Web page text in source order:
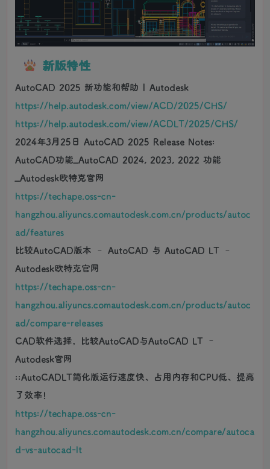
新版特性
AutoCAD 2025 新功能和帮助 | Autodesk
https://help.autodesk.com/view/ACD/2025/CHS/
https://help.autodesk.com/view/ACDLT/2025/CHS/
2024年3月25日 AutoCAD 2025 Release Notes:
AutoCAD功能_AutoCAD 2024, 2023, 2022 功能
_Autodesk欧特克官网
https://techape.oss-cn-
hangzhou.aliyuncs.comautodesk.com.cn/products/autoc
ad/features
比较AutoCAD版本 – AutoCAD 与 AutoCAD LT –
Autodesk欧特克官网
https://techape.oss-cn-
hangzhou.aliyuncs.comautodesk.com.cn/products/autoc
ad/compare-releases
CAD软件选择，比较AutoCAD与AutoCAD LT –
Autodesk官网
::AutoCADLT简化版运行速度快、占用内存和CPU低、提高
了效率！
https://techape.oss-cn-
hangzhou.aliyuncs.comautodesk.com.cn/compare/autoca
d-vs-autocad-lt